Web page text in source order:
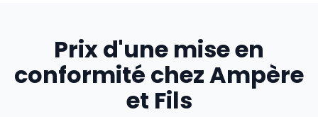
Prix d'une mise en
conformité chez Ampère
et Fils